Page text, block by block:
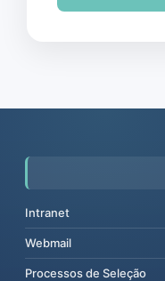
Intranet
Webmail
Processos de Seleção